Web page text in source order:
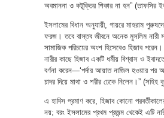
অবমাননা ও কটূক্তির শিকার না হন” (তাফসির
ইসলামের বিধান অনুযায়ী, গায়রে মাহরাম
ফরজ। তবে বাস্তব জীবনে অনেক মুসলিম নারী
সামাজিক পরিচয়ের অংশ হিসেবেও হিজাব
নারীর কাছে হিজাব একটি ধর্মীয় বিশ্বাস ও
বর্ণনা করেন—‘পর্দার আয়াত নাজিল হওয়ার পর
চাদর দিয়ে মাথা ও শরীর ঢেকে নিলেন।” (সহিহ
এ হাদিস প্রমাণ করে, হিজাব কোনো
নয়; বরং ইসলামের প্রথম প্রজন্ম থেকেই এটি